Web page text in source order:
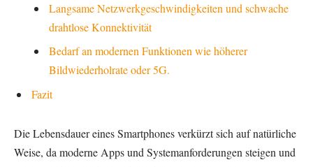
Langsame Netzwerkgeschwindigkeiten und schwache
drahtlose Konnektivität
Bedarf an modernen Funktionen wie höherer
Bildwiederholrate oder 5G.
Fazit
Die Lebensdauer eines Smartphones verkürzt sich auf natürliche
Weise, da moderne Apps und Systemanforderungen steigen und